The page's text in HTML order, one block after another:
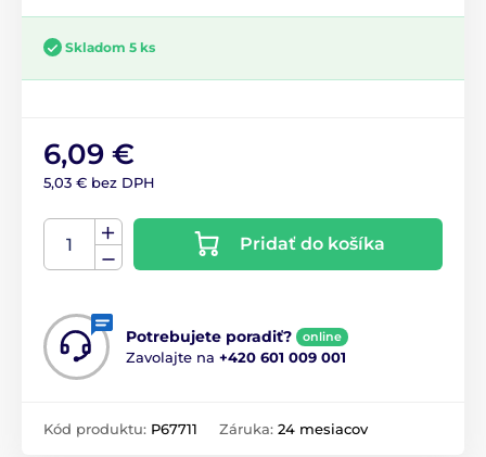
Skladom 5 ks
6,09 €
5,03 € bez DPH
Pridať do košíka
Potrebujete poradiť? online
Zavolajte na +420 601 009 001
Kód produktu: P67711 Záruka: 24 mesiacov